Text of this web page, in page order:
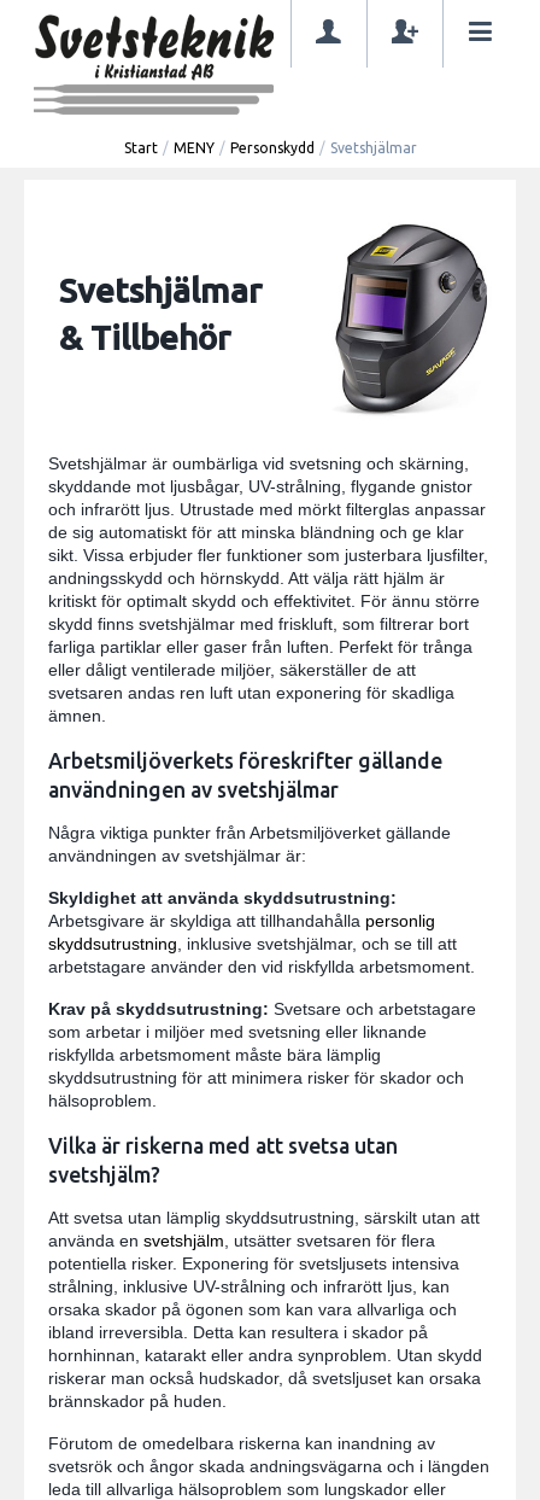
Start / MENY / Personskydd / Svetshjälmar
Svetshjälmar
& Tillbehör
Svetshjälmar är oumbärliga vid svetsning och skärning,
skyddande mot ljusbågar, UV-strålning, flygande gnistor
och infrarött ljus. Utrustade med mörkt filterglas anpassar
de sig automatiskt för att minska bländning och ge klar
sikt. Vissa erbjuder fler funktioner som justerbara ljusfilter,
andningsskydd och hörnskydd. Att välja rätt hjälm är
kritiskt för optimalt skydd och effektivitet. För ännu större
skydd finns svetshjälmar med friskluft, som filtrerar bort
farliga partiklar eller gaser från luften. Perfekt för trånga
eller dåligt ventilerade miljöer, säkerställer de att
svetsaren andas ren luft utan exponering för skadliga
ämnen.
Arbetsmiljöverkets föreskrifter gällande
användningen av svetshjälmar
Några viktiga punkter från Arbetsmiljöverket gällande
användningen av svetshjälmar är:
Skyldighet att använda skyddsutrustning:
Arbetsgivare är skyldiga att tillhandahålla personlig
skyddsutrustning , inklusive svetshjälmar, och se till att
arbetstagare använder den vid riskfyllda arbetsmoment.
Krav på skyddsutrustning: Svetsare och arbetstagare
som arbetar i miljöer med svetsning eller liknande
riskfyllda arbetsmoment måste bära lämplig
skyddsutrustning för att minimera risker för skador och
hälsoproblem.
Vilka är riskerna med att svetsa utan
svetshjälm?
Att svetsa utan lämplig skyddsutrustning, särskilt utan att
använda en svetshjälm , utsätter svetsaren för flera
potentiella risker. Exponering för svetsljusets intensiva
strålning, inklusive UV-strålning och infrarött ljus, kan
orsaka skador på ögonen som kan vara allvarliga och
ibland irreversibla. Detta kan resultera i skador på
hornhinnan, katarakt eller andra synproblem. Utan skydd
riskerar man också hudskador, då svetsljuset kan orsaka
brännskador på huden.
Förutom de omedelbara riskerna kan inandning av
svetsrök och ångor skada andningsvägarna och i längden
leda till allvarliga hälsoproblem som lungskador eller